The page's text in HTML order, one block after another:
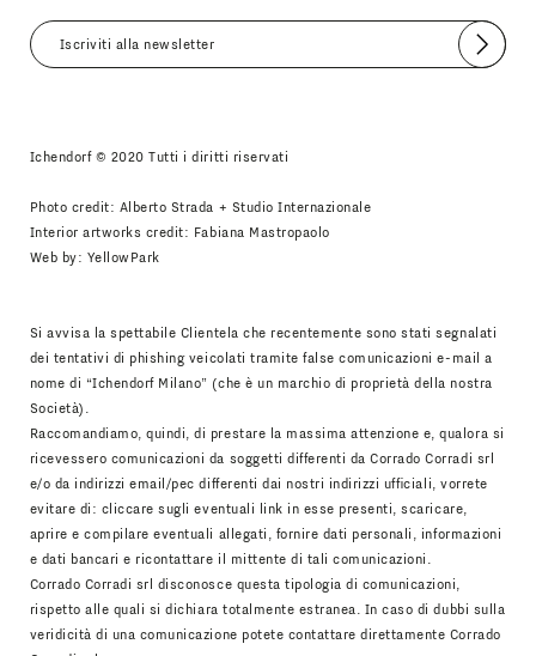
Invia
Ichendorf © 2020 Tutti i diritti riservati
Photo credit: Alberto Strada + Studio Internazionale
Interior artworks credit: Fabiana Mastropaolo
Web by: YellowPark
Si avvisa la spettabile Clientela che recentemente sono stati segnalati
dei tentativi di phishing veicolati tramite false comunicazioni e-mail a
nome di “Ichendorf Milano” (che è un marchio di proprietà della nostra
Società).
Raccomandiamo, quindi, di prestare la massima attenzione e, qualora si
ricevessero comunicazioni da soggetti differenti da Corrado Corradi srl
e/o da indirizzi email/pec differenti dai nostri indirizzi ufficiali, vorrete
evitare di: cliccare sugli eventuali link in esse presenti, scaricare,
aprire e compilare eventuali allegati, fornire dati personali, informazioni
e dati bancari e ricontattare il mittente di tali comunicazioni.
Corrado Corradi srl disconosce questa tipologia di comunicazioni,
rispetto alle quali si dichiara totalmente estranea. In caso di dubbi sulla
veridicità di una comunicazione potete contattare direttamente Corrado